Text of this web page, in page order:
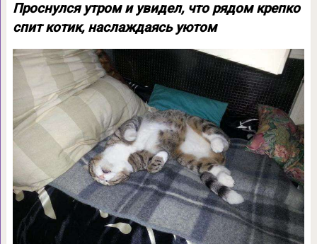
Проснулся утром и увидел, что рядом крепко
спит котик, наслаждаясь уютом